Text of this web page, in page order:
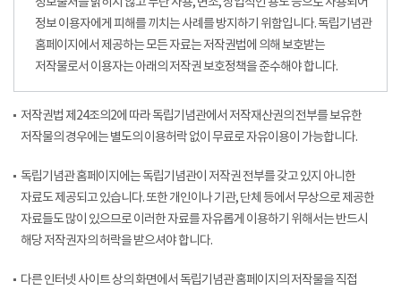
정보 이용자에게 피해를 끼치는 사례를 방지하기 위함입니다. 독립기념관
홈페이지에서 제공하는 모든 자료는 저작권법에 의해 보호받는
저작물로서 이용자는 아래의 저작권 보호정책을 준수해야 합니다.
저작권법 제24조의2에 따라 독립기념관에서 저작재산권의 전부를 보유한
저작물의 경우에는 별도의 이용허락 없이 무료로 자유이용이 가능합니다.
독립기념관 홈페이지에는 독립기념관이 저작권 전부를 갖고 있지 아니한
자료도 제공되고 있습니다. 또한 개인이나 기관, 단체 등에서 무상으로 제공한
자료들도 많이 있으므로 이러한 자료를 자유롭게 이용하기 위해서는 반드시
해당 저작권자의 허락을 받으셔야 합니다.
다른 인터넷 사이트 상의 화면에서 독립기념관 홈페이지의 저작물을 직접